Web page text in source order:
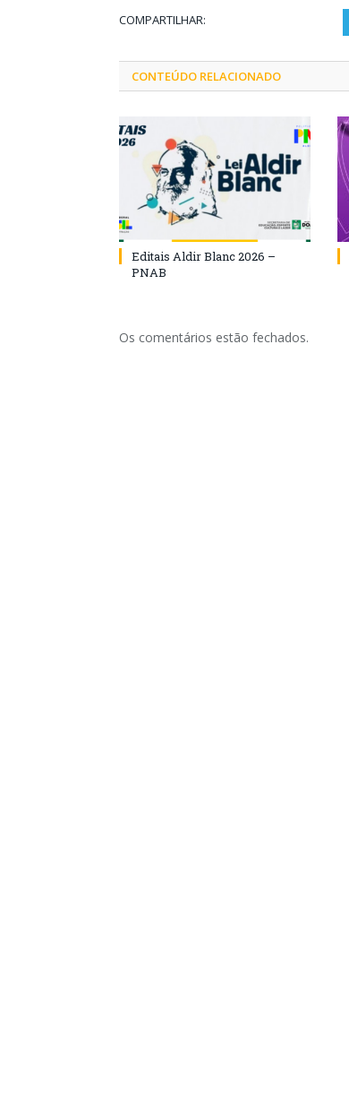
COMPARTILHAR:
CONTEÚDO RELACIONADO
Editais Aldir Blanc 2026 –
PNAB
Os comentários estão fechados.